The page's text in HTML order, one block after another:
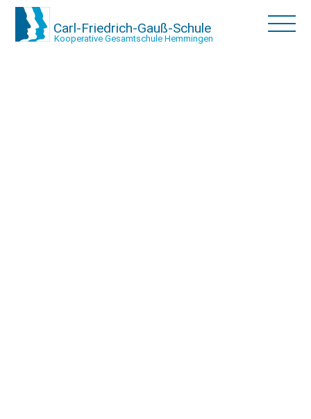
Carl-Friedrich-Gauß-Schule
Kooperative Gesamtschule Hemmingen